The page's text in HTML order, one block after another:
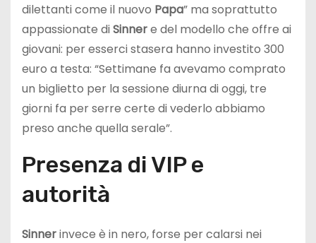
dilettanti come il nuovo Papa” ma soprattutto
appassionate diSinnere del modello che offre ai
giovani: per esserci stasera hanno investito 300
euro a testa: “Settimane fa avevamo comprato
un biglietto per la sessione diurna di oggi, tre
giorni fa per serre certe di vederlo abbiamo
preso anche quella serale”.
Presenza di VIP e
autorità
Sinnerinvece è in nero, forse per calarsi nei